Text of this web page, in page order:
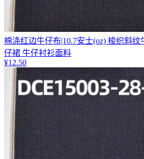
棉涤红边牛仔布|10.7安士(oz) 梭织斜
仔裙 牛仔衬衫面料
¥12.50